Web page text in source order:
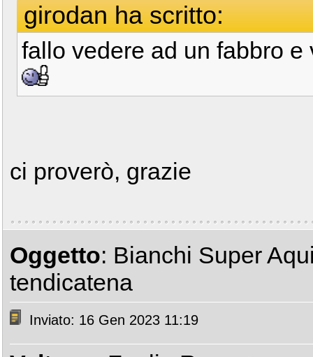
girodan ha scritto:
fallo vedere ad un fabbro
ci proverò, grazie
Oggetto: Bianchi Super
tendicatena
Inviato: 16 Gen 2023 11:19